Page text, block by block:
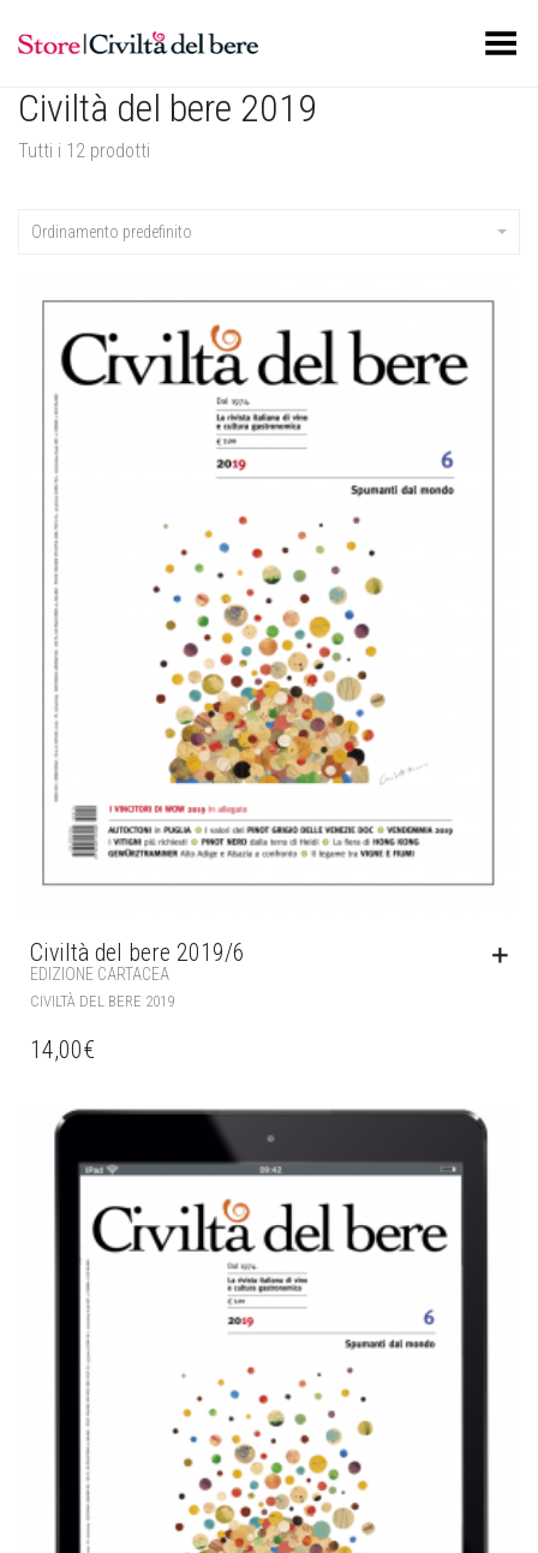
Toggle Menu
Civiltà del bere 2019
Tutti i 12 prodotti
Ordinamento predefinito
Civiltà del bere 2019/6
EDIZIONE CARTACEA
CIVILTÀ DEL BERE 2019
14,00€